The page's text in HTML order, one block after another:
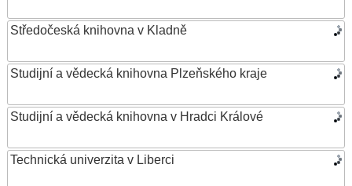
Středočeská knihovna v Kladně
Studijní a vědecká knihovna Plzeňského kraje
Studijní a vědecká knihovna v Hradci Králové
Technická univerzita v Liberci